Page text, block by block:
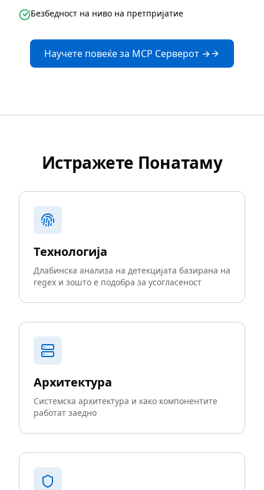
Безбедност на ниво на претпријатие
Научете повеќе за MCP Серверот →
Истражете Понатаму
Технологија
Длабинска анализа на детекцијата базирана на
regex и зошто е подобра за усогласеност
Архитектура
Системска архитектура и како компонентите
работат заедно